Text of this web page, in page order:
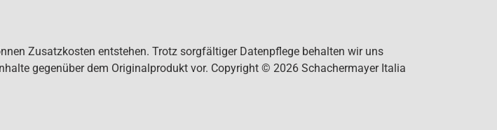
Zusatzkosten entstehen. Trotz sorgfältiger Datenpflege behalten wir uns
gegenüber dem Originalprodukt vor. Copyright © 2026 Schachermayer Italia